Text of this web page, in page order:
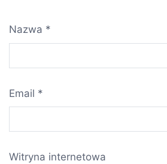
Nazwa *
Email *
Witryna internetowa